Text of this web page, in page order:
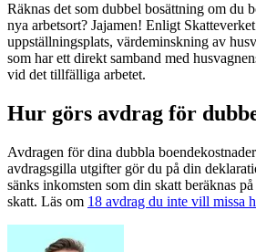
Räknas det som dubbel bosättning om du
nya arbetsort? Jajamen! Enligt
uppställningsplats, värdeminskning av
som har ett direkt samband med
vid det tillfälliga arbetet.
Hur görs avdrag för
Avdragen för dina dubbla
avdragsgilla utgifter gör du på din
sänks inkomsten som din skatt beräknas
skatt. Läs om 18 avdrag du inte vill missa